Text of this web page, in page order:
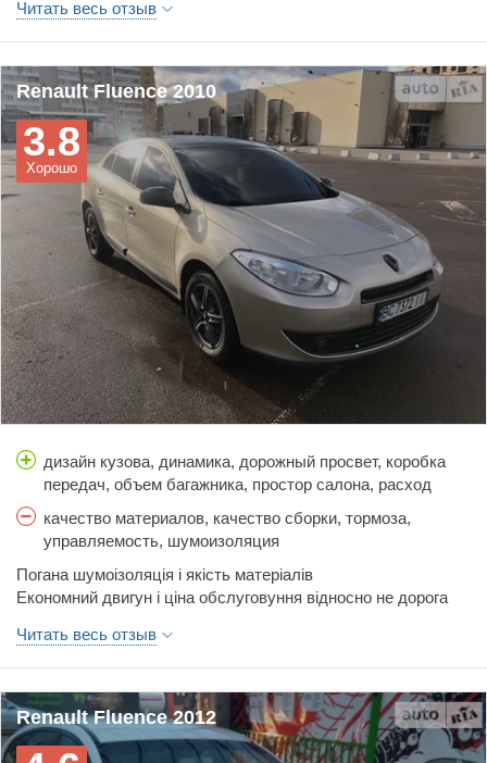
Читать весь отзыв
Renault Fluence 2010
Хорошо
3.8
дизайн кузова, динамика, дорожный просвет, коробка
передач, объем багажника, простор салона, расход
качество материалов, качество сборки, тормоза,
управляемость, шумоизоляция
Погана шумоізоляція і якість матеріалів
Економний двигун і ціна обслуговуння відносно не дорога
Читать весь отзыв
Renault Fluence 2012